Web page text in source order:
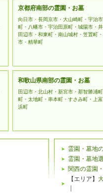
京都府南部の霊園・お墓
向日市・長岡京市・大山崎町・宇治
町・八幡市・宇治田原町・城陽市・
田辺市・和東町・南山城村・笠置町
市・精華町
和歌山県南部の霊園・お墓
田辺市・北山村・新宮市・那智勝浦
町・太地町・串本町・すさみ町・上
浜町
霊園・墓地
霊園・墓地
関西の霊園
【エリア】